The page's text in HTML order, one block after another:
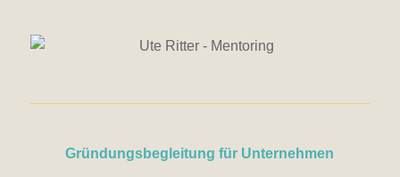
Gründungsbegleitung für Unternehmen